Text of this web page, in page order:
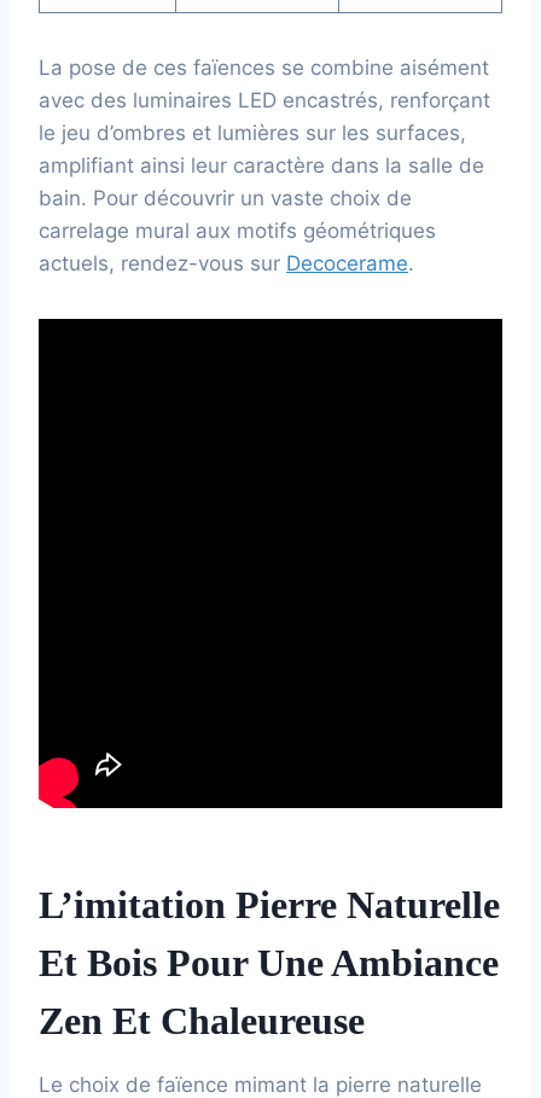
La pose de ces faïences se combine aisément
avec des luminaires LED encastrés, renforçant
le jeu d’ombres et lumières sur les surfaces,
amplifiant ainsi leur caractère dans la salle de
bain. Pour découvrir un vaste choix de
carrelage mural aux motifs géométriques
actuels, rendez-vous sur Decocerame.
L’imitation Pierre Naturelle
Et Bois Pour Une Ambiance
Zen Et Chaleureuse
Le choix de faïence mimant la pierre naturelle